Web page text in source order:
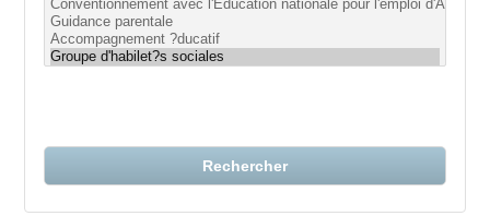
Rechercher